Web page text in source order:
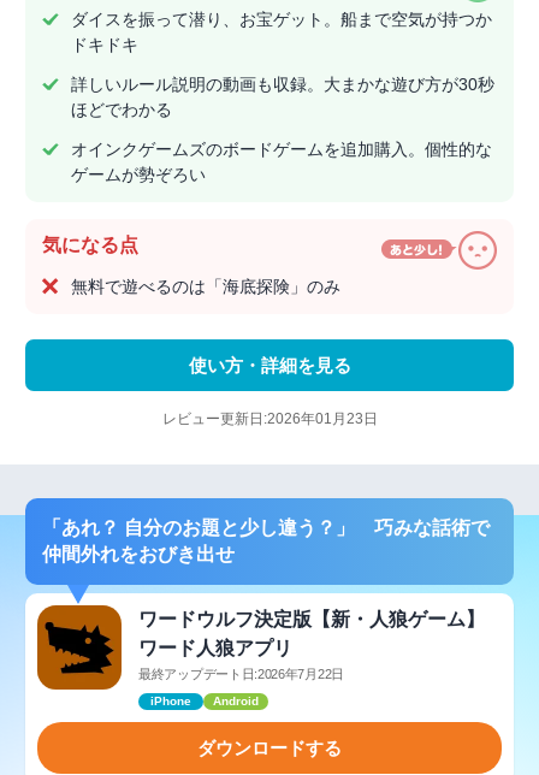
ダイスを振って潜り、お宝ゲット。船まで空気が持つか
ドキドキ
詳しいルール説明の動画も収録。大まかな遊び方が30秒
ほどでわかる
オインクゲームズのボードゲームを追加購入。個性的な
ゲームが勢ぞろい
気になる点
無料で遊べるのは「海底探険」のみ
使い方・詳細を見る
レビュー更新日:2026年01月23日
「あれ？ 自分のお題と少し違う？」 巧みな話術で
仲間外れをおびき出せ
ワードウルフ決定版【新・人狼ゲーム】
ワード人狼アプリ
最終アップデート日:2026年7月22日
iPhone Android
ダウンロードする